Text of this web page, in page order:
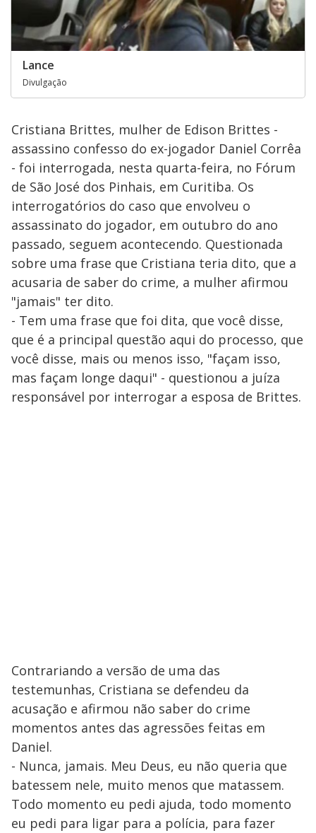
Lance
Divulgação
Cristiana Brittes, mulher de Edison Brittes -
assassino confesso do ex-jogador Daniel Corrêa
- foi interrogada, nesta quarta-feira, no Fórum
de São José dos Pinhais, em Curitiba. Os
interrogatórios do caso que envolveu o
assassinato do jogador, em outubro do ano
passado, seguem acontecendo. Questionada
sobre uma frase que Cristiana teria dito, que a
acusaria de saber do crime, a mulher afirmou
"jamais" ter dito.
- Tem uma frase que foi dita, que você disse,
que é a principal questão aqui do processo, que
você disse, mais ou menos isso, "façam isso,
mas façam longe daqui" - questionou a juíza
responsável por interrogar a esposa de Brittes.
Contrariando a versão de uma das
testemunhas, Cristiana se defendeu da
acusação e afirmou não saber do crime
momentos antes das agressões feitas em
Daniel.
- Nunca, jamais. Meu Deus, eu não queria que
batessem nele, muito menos que matassem.
Todo momento eu pedi ajuda, todo momento
eu pedi para ligar para a polícia, para fazer